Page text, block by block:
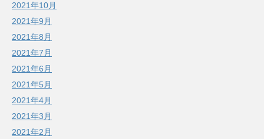
2021年10月
2021年9月
2021年8月
2021年7月
2021年6月
2021年5月
2021年4月
2021年3月
2021年2月